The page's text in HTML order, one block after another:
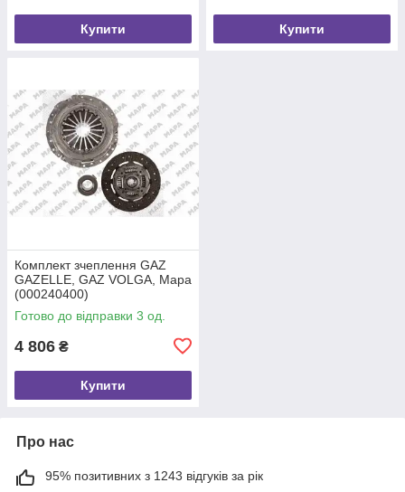
Купити Купити
Комплект зчеплення GAZ
GAZELLE, GAZ VOLGA, Mapa
(000240400)
Готово до відправки 3 од.
4 806 ₴
Купити
Про нас
95% позитивних з 1243 відгуків за рік